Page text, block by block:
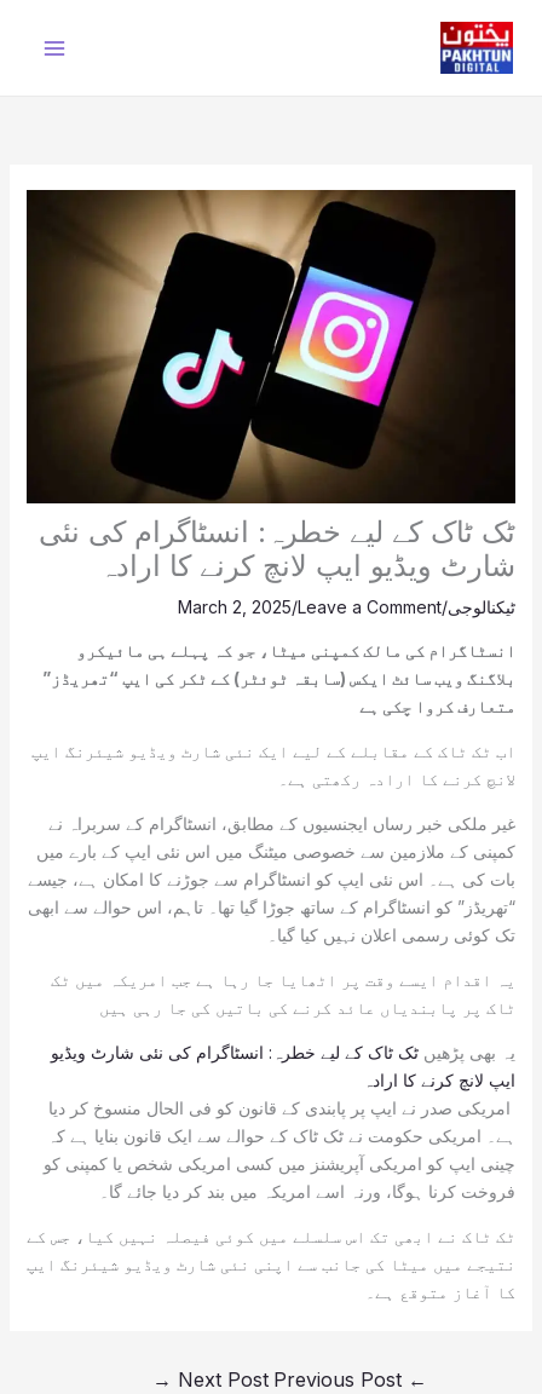
content
ٹک ٹاک کے لیے خطرہ: انسٹاگرام کی نئی
شارٹ ویڈیو ایپ لانچ کرنے کا ارادہ
ٹیکنالوجی/
Leave a Comment
/
March 2, 2025
انسٹاگرام کی مالک کمپنی میٹا، جو کہ پہلے ہی مائیکرو
بلاگنگ ویب سائٹ ایکس (سابقہ ٹوئٹر) کے ٹکر کی ایپ “تھریڈز”
متعارف کروا چکی ہے
اب ٹک ٹاک کے مقابلے کے لیے ایک نئی شارٹ ویڈیو شیئرنگ ایپ
لانچ کرنے کا ارادہ رکھتی ہے۔
غیر ملکی خبر رساں ایجنسیوں کے مطابق، انسٹاگرام کے سربراہ نے
کمپنی کے ملازمین سے خصوصی میٹنگ میں اس نئی ایپ کے بارے میں
بات کی ہے۔ اس نئی ایپ کو انسٹاگرام سے جوڑنے کا امکان ہے، جیسے
“تھریڈز” کو انسٹاگرام کے ساتھ جوڑا گیا تھا۔ تاہم، اس حوالے سے ابھی
تک کوئی رسمی اعلان نہیں کیا گیا۔
یہ اقدام ایسے وقت پر اٹھایا جا رہا ہے جب امریکہ میں ٹک
ٹاک پر پابندیاں عائد کرنے کی باتیں کی جا رہی ہیں
یہ بھی پڑھیں ٹک ٹاک کے لیے خطرہ: انسٹاگرام کی نئی شارٹ ویڈیو
ایپ لانچ کرنے کا ارادہ
امریکی صدر نے ایپ پر پابندی کے قانون کو فی الحال منسوخ کر دیا
ہے۔ امریکی حکومت نے ٹک ٹاک کے حوالے سے ایک قانون بنایا ہے کہ
چینی ایپ کو امریکی آپریشنز میں کسی امریکی شخص یا کمپنی کو
فروخت کرنا ہوگا، ورنہ اسے امریکہ میں بند کر دیا جائے گا۔
ٹک ٹاک نے ابھی تک اس سلسلے میں کوئی فیصلہ نہیں کیا، جس کے
نتیجے میں میٹا کی جانب سے اپنی نئی شارٹ ویڈیو شیئرنگ ایپ
کا آغاز متوقع ہے۔
←
Next Post
→